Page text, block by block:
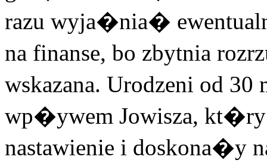
razu wyja�nia�
na finanse, bo zbytnia
wskazana. Urodzeni od
wp�ywem Jowisza, kt�ry
nastawienie i